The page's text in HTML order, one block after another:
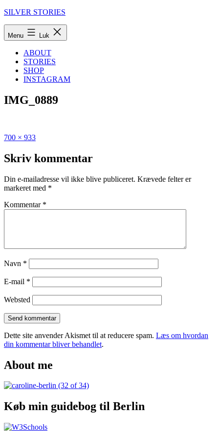
Fortsæt
SILVER STORIES
Menu Luk
ABOUT
STORIES
SHOP
INSTAGRAM
IMG_0889
Udgivet
Min
guide
Nordindien
–
Jaipur
Fuld
700 × 933
Skriv kommentar
Din e-mailadresse vil ikke blive publiceret. Krævede felter er
markeret med *
Kommentar *
Navn *
E-mail *
Websted
Dette site anvender Akismet til at reducere spam. Læs om hvordan
din kommentar bliver behandlet.
About me
Køb min guidebog til Berlin